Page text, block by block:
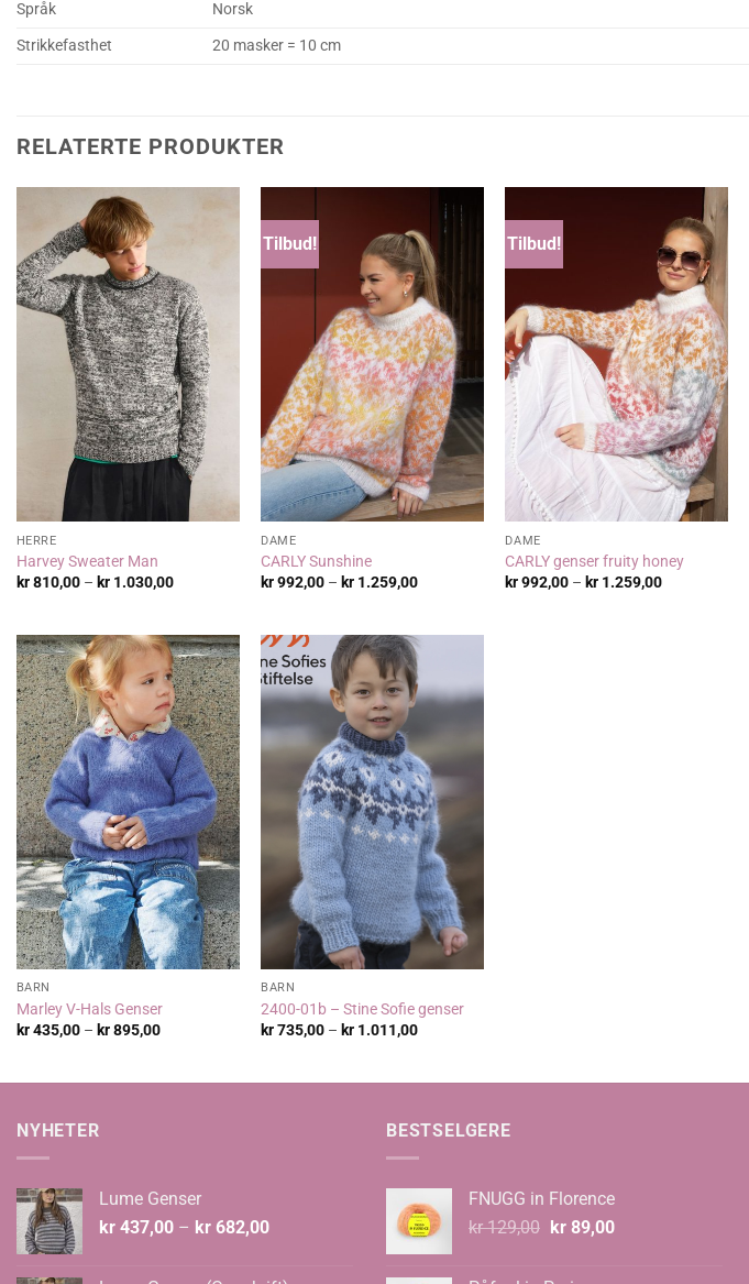
Språk
Norsk
Strikkefasthet
20 masker = 10 cm
RELATERTE PRODUKTER
HERRE
Harvey Sweater Man
kr810,00 – kr1.030,00Prisområde:
Tilbud!
DAME
CARLY Sunshine
kr992,00 – kr 1.259,00Prisområde:
Tilbud!
DAME
CARLY genser fruity honey
kr992,00 – kr 1.259,00Prisområde:
BARN
Marley V-Hals Genser
kr435,00 – kr895,00Prisområde:
BARN
2400-01b – Stine Sofie genser
kr735,00 – kr 1.011,00Prisområde:
NYHETER
Lume Genser
kr 437,00 – kr 682,00Prisområde:
BESTSELGERE
FNUGG in Florence
kr129,00 Opprinnelig
kr89,00Nåværende